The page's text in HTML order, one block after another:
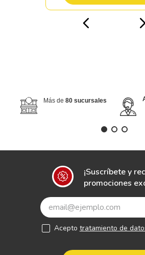
Más de 80 sucursales
¡Suscríbete y
promociones
Acepto tratamiento de